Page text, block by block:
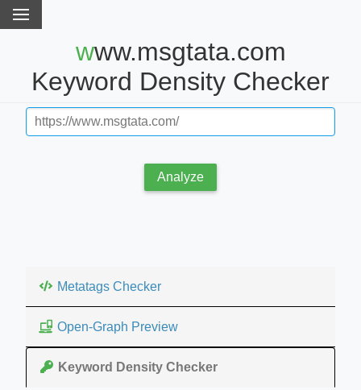
www.msgtata.com
Keyword Density Checker
Analyze
Metatags Checker
Open-Graph Preview
Keyword Density Checker